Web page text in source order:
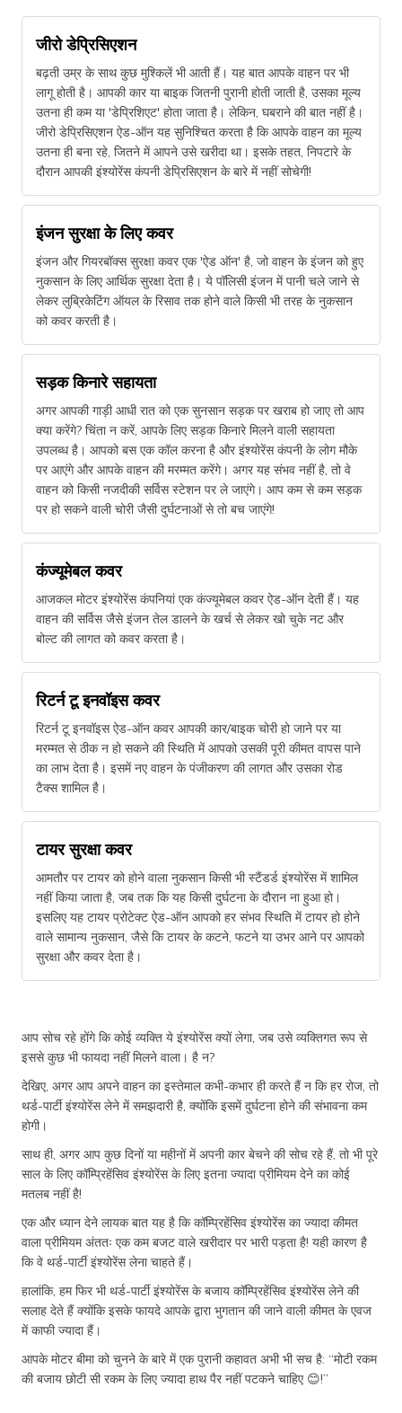
जीरो डेप्रिसिएशन
बढ़ती उम्र के साथ कुछ मुश्किलें भी आती हैं। यह बात आपके वाहन पर भी
लागू होती है। आपकी कार या बाइक जितनी पुरानी होती जाती है, उसका मूल्य
उतना ही कम या 'डेप्रिशिएट' होता जाता है। लेकिन, घबराने की बात नहीं है।
जीरो डेप्रिसिएशन ऐड-ऑन यह सुनिश्चित करता है कि आपके वाहन का मूल्य
उतना ही बना रहे, जितने में आपने उसे खरीदा था। इसके तहत, निपटारे के
दौरान आपकी इंश्योरेंस कंपनी डेप्रिसिएशन के बारे में नहीं सोचेगी!
इंजन सुरक्षा के लिए कवर
इंजन और गियरबॉक्स सुरक्षा कवर एक 'ऐड ऑन' है, जो वाहन के इंजन को हुए
नुकसान के लिए आर्थिक सुरक्षा देता है। ये पॉलिसी इंजन में पानी चले जाने से
लेकर लुब्रिकेटिंग ऑयल के रिसाव तक होने वाले किसी भी तरह के नुकसान
को कवर करती है।
सड़क किनारे सहायता
अगर आपकी गाड़ी आधी रात को एक सुनसान सड़क पर खराब हो जाए तो आप
क्या करेंगे? चिंता न करें, आपके लिए सड़क किनारे मिलने वाली सहायता
उपलब्ध है। आपको बस एक कॉल करना है और इंश्योरेंस कंपनी के लोग मौके
पर आएंगे और आपके वाहन की मरम्मत करेंगे। अगर यह संभव नहीं है, तो वे
वाहन को किसी नजदीकी सर्विस स्टेशन पर ले जाएंगे। आप कम से कम सड़क
पर हो सकने वाली चोरी जैसी दुर्घटनाओं से तो बच जाएंगे!
कंज्यूमेबल कवर
आजकल मोटर इंश्योरेंस कंपनियां एक कंज्यूमेबल कवर ऐड-ऑन देती हैं। यह
वाहन की सर्विस जैसे इंजन तेल डालने के खर्च से लेकर खो चुके नट और
बोल्ट की लागत को कवर करता है।
रिटर्न टू इनवॉइस कवर
रिटर्न टू इनवॉइस ऐड-ऑन कवर आपकी कार/बाइक चोरी हो जाने पर या
मरम्मत से ठीक न हो सकने की स्थिति में आपको उसकी पूरी कीमत वापस पाने
का लाभ देता है। इसमें नए वाहन के पंजीकरण की लागत और उसका रोड
टैक्स शामिल है।
टायर सुरक्षा कवर
आमतौर पर टायर को होने वाला नुकसान किसी भी स्टैंडर्ड इंश्योरेंस में शामिल
नहीं किया जाता है, जब तक कि यह किसी दुर्घटना के दौरान ना हुआ हो।
इसलिए यह टायर प्रोटेक्ट ऐड-ऑन आपको हर संभव स्थिति में टायर हो होने
वाले सामान्य नुकसान, जैसे कि टायर के कटने, फटने या उभर आने पर आपको
सुरक्षा और कवर देता है।
आप सोच रहे होंगे कि कोई व्यक्ति ये इंश्योरेंस क्यों लेगा, जब उसे व्यक्तिगत रूप से
इससे कुछ भी फायदा नहीं मिलने वाला। है न?
देखिए, अगर आप अपने वाहन का इस्तेमाल कभी-कभार ही करते हैं न कि हर रोज, तो
थर्ड-पार्टी इंश्योरेंस लेने में समझदारी है, क्योंकि इसमें दुर्घटना होने की संभावना कम
होगी।
साथ ही, अगर आप कुछ दिनों या महीनों में अपनी कार बेचने की सोच रहे हैं, तो भी पूरे
साल के लिए कॉम्प्रिहेंसिव इंश्योरेंस के लिए इतना ज्यादा प्रीमियम देने का कोई
मतलब नहीं है!
एक और ध्यान देने लायक बात यह है कि कॉम्प्रिहेंसिव इंश्योरेंस का ज्यादा कीमत
वाला प्रीमियम अंततः एक कम बजट वाले खरीदार पर भारी पड़ता है! यही कारण है
कि वे थर्ड-पार्टी इंश्योरेंस लेना चाहते हैं।
हालांकि, हम फिर भी थर्ड-पार्टी इंश्योरेंस के बजाय कॉम्प्रिहेंसिव इंश्योरेंस लेने की
सलाह देते हैं क्योंकि इसके फायदे आपके द्वारा भुगतान की जाने वाली कीमत के एवज
में काफी ज्यादा हैं।
आपके मोटर बीमा को चुनने के बारे में एक पुरानी कहावत अभी भी सच है: “मोटी रकम
की बजाय छोटी सी रकम के लिए ज्यादा हाथ पैर नहीं पटकने चाहिए 😊!”